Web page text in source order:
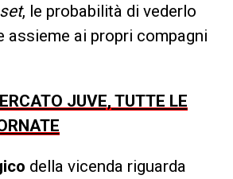
, le probabilità di vederlo
assieme ai propri compagni
JUVE, TUTTE LE
della vicenda riguarda